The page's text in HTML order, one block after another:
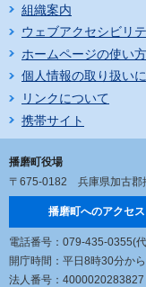
組織案内
ウェブアクセシビリ
ホームページの使い方
個人情報の取り扱い
リンクについて
携帯サイト
播磨町役場
〒675-0182 兵庫県加古
播磨町へのアクセス
電話番号：079-435-0355(
開庁時間：平日8時30分か
法人番号：4000020283827